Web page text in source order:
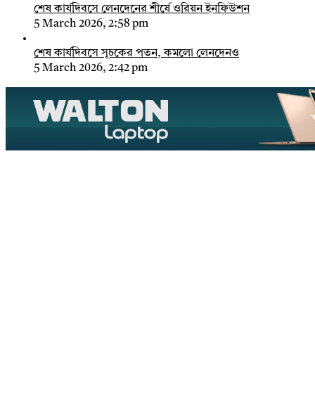
শেষ কার্যদিবসে লেনদেনের শীর্ষে ওরিয়ন ইনফিউশন
5 March 2026, 2:58 pm
শেষ কার্যদিবসে সূচকের পতন, কমলো লেনদেনও
5 March 2026, 2:42 pm